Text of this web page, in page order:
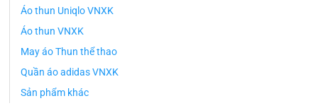
Áo thun Uniqlo VNXK
Áo thun VNXK
May áo Thun thể thao
Quần áo adidas VNXK
Sản phẩm khác